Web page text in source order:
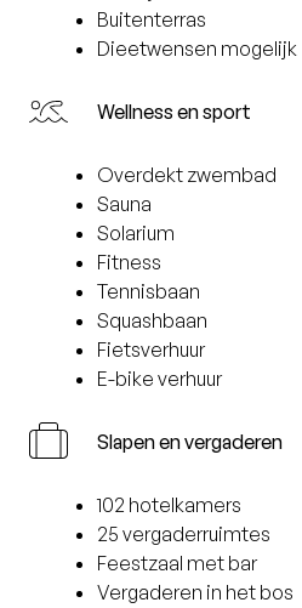
Buitenterras
Dieetwensen mogelijk
Wellness en sport
Overdekt zwembad
Sauna
Solarium
Fitness
Tennisbaan
Squashbaan
Fietsverhuur
E-bike verhuur
Slapen en vergaderen
102 hotelkamers
25 vergaderruimtes
Feestzaal met bar
Vergaderen in het bos